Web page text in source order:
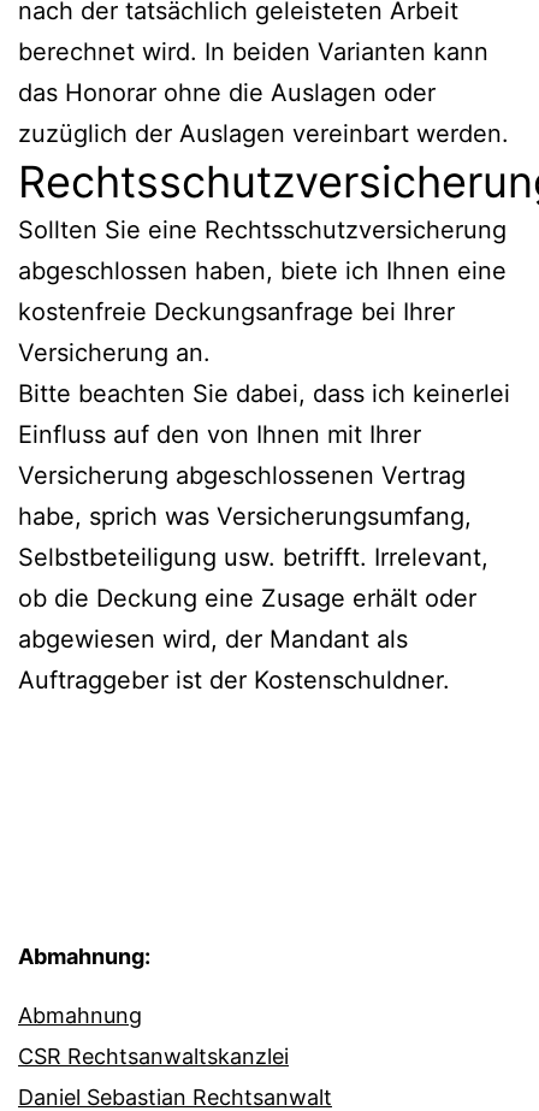
nach der tatsächlich geleisteten Arbeit
berechnet wird. In beiden Varianten kann
das Honorar ohne die Auslagen oder
zuzüglich der Auslagen vereinbart werden.
Sollten Sie eine Rechtsschutzversicherung
abgeschlossen haben, biete ich Ihnen eine
kostenfreie Deckungsanfrage bei Ihrer
Versicherung an.
Bitte beachten Sie dabei, dass ich keinerlei
Einfluss auf den von Ihnen mit Ihrer
Versicherung abgeschlossenen Vertrag
habe, sprich was Versicherungsumfang,
Selbstbeteiligung usw. betrifft. Irrelevant,
ob die Deckung eine Zusage erhält oder
abgewiesen wird, der Mandant als
Auftraggeber ist der Kostenschuldner.
Abmahnung:
Abmahnung
CSR Rechtsanwaltskanzlei
Daniel Sebastian Rechtsanwalt